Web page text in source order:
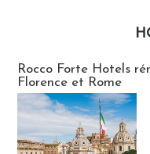
Rocco Forte Hotels
Florence et Rome